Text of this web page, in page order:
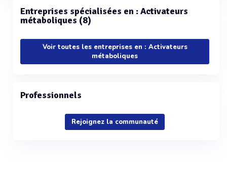
Entreprises spécialisées en : Activateurs
métaboliques (8)
Voir toutes les entreprises en : Activateurs
métaboliques
Professionnels
Rejoignez la communauté